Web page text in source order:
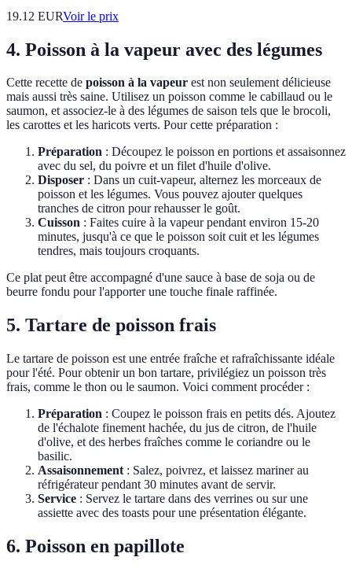
19.12 EURVoir le prix
4. Poisson à la vapeur avec des légumes
Cette recette de poisson à la vapeur est non seulement délicieuse
mais aussi très saine. Utilisez un poisson comme le cabillaud ou le
saumon, et associez-le à des légumes de saison tels que le brocoli,
les carottes et les haricots verts. Pour cette préparation :
Préparation : Découpez le poisson en portions et assaisonnez
avec du sel, du poivre et un filet d'huile d'olive.
Disposer : Dans un cuit-vapeur, alternez les morceaux de
poisson et les légumes. Vous pouvez ajouter quelques
tranches de citron pour rehausser le goût.
Cuisson : Faites cuire à la vapeur pendant environ 15-20
minutes, jusqu'à ce que le poisson soit cuit et les légumes
tendres, mais toujours croquants.
Ce plat peut être accompagné d'une sauce à base de soja ou de
beurre fondu pour l'apporter une touche finale raffinée.
5. Tartare de poisson frais
Le tartare de poisson est une entrée fraîche et rafraîchissante idéale
pour l'été. Pour obtenir un bon tartare, privilégiez un poisson très
frais, comme le thon ou le saumon. Voici comment procéder :
Préparation : Coupez le poisson frais en petits dés. Ajoutez
de l'échalote finement hachée, du jus de citron, de l'huile
d'olive, et des herbes fraîches comme le coriandre ou le
basilic.
Assaisonnement : Salez, poivrez, et laissez mariner au
réfrigérateur pendant 30 minutes avant de servir.
Service : Servez le tartare dans des verrines ou sur une
assiette avec des toasts pour une présentation élégante.
6. Poisson en papillote